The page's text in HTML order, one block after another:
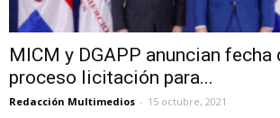
MICM y DGAPP anuncian
proceso licitación para...
Redacción Multimedios - 15 octubre, 2021